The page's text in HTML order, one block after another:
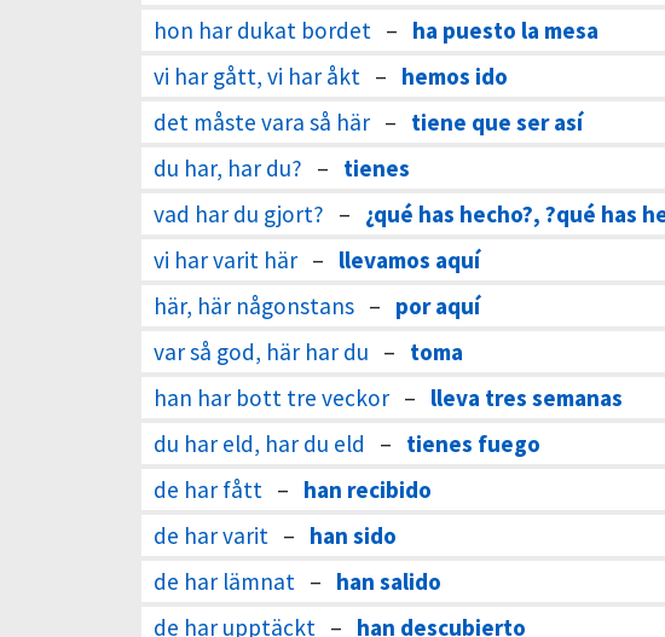
hon har dukat bordet – ha puesto la mesa
vi har gått, vi har åkt – hemos ido
det måste vara så här – tiene que ser así
du har, har du? – tienes
vad har du gjort? – ¿qué has hecho?, ?qué has
vi har varit här – llevamos aquí
här, här någonstans – por aquí
var så god, här har du – toma
han har bott tre veckor – lleva tres semanas
du har eld, har du eld
– tienes fuego
de har fått – han recibido
de har varit – han sido
de har lämnat – han salido
de har upptäckt – han descubierto